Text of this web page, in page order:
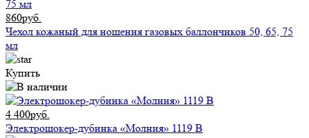
860руб.
Чехол кожаный для ношения газовых баллончиков 50, 65, 75
мл
Купить
4 400руб.
Электрошокер-дубинка «Молния» 1119 В